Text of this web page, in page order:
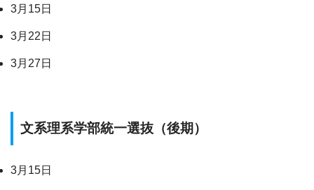
3月15日
3月22日
3月27日
文系理系学部統一選抜（後期）
3月15日